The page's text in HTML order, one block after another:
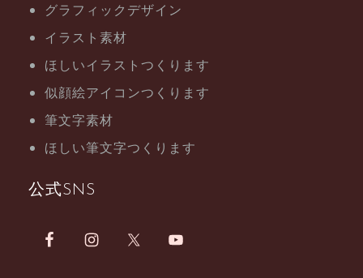
グラフィックデザイン
イラスト素材
ほしいイラストつくります
似顔絵アイコンつくります
筆文字素材
ほしい筆文字つくります
公式SNS